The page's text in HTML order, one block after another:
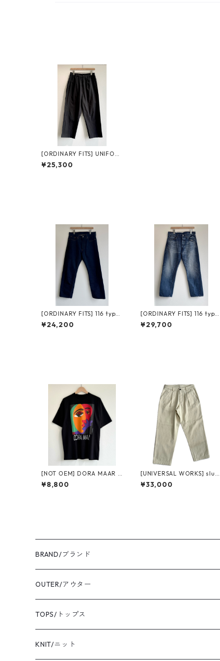
[ORDINARY FITS] UNIFOR
M PAINTER PANTS UN-006
オーディナリーフィッツ ユ
¥25,300
[ORDINARY FITS] 116 type
standard / one wash オー
ディナリーフィッツ スタン
¥24,200
[ORDINARY FITS] 116 type
standard / used オーディ
ナリーフィッツ スタンダー
¥29,700
[NOT OEM] DORA MAAR T
ee ノット オーイーエム ド
ラ マー ティーblack
¥8,800
[UNIVERSAL WORKS] slub
drill duke pant ecru ユニ
バーサル ワークス スラブ
¥33,000
BRAND/ブランド
ordinary fits/オーディナリーフィッツ
sassafras/ササフラス
yonetomi/ヨネトミ
OUTER/アウター
coat/コート
blouson/ブルゾン
TOPS/トップス
shirt/シャツ
KNIT/ニット